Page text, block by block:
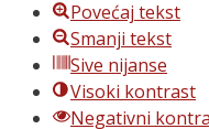
Povećaj tekst
Smanji tekst
Sive nijanse
Visoki kontrast
Negativni